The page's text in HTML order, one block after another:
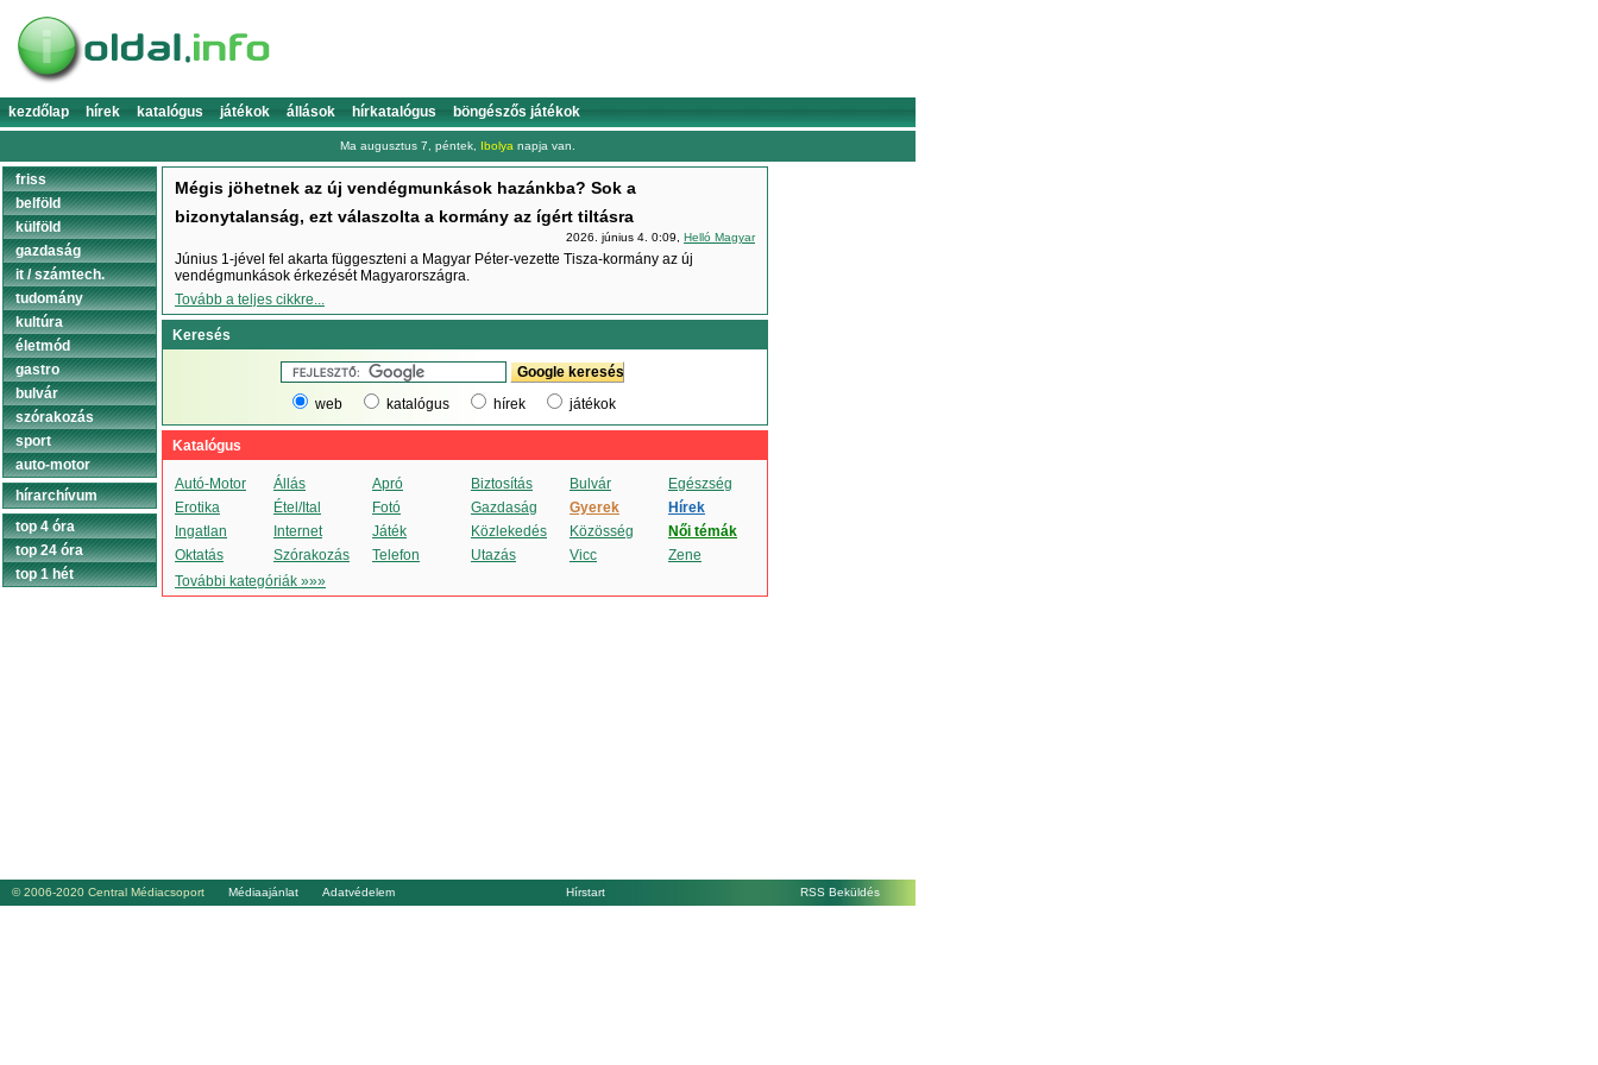
kezdőlap hírek katalógus játékok állások hírkatalógus böngészős játékok
Ma augusztus 7, péntek, Ibolya napja van.
Mégis jöhetnek az új vendégmunkások hazánkba? Sok a
bizonytalanság, ezt válaszolta a kormány az ígért tiltásra
2026. június 4. 0:09, Helló Magyar
Június 1-jével fel akarta függeszteni a Magyar Péter-vezette Tisza-kormány az új
vendégmunkások érkezését Magyarországra.
Tovább a teljes cikkre...
Keresés
web katalógus hírek játékok
Katalógus
Autó-Motor Állás Apró Biztosítás Bulvár
Egészség
Erotika
Étel/Ital Fotó Gazdaság Gyerek
Hírek
Ingatlan
Internet Játék Közlekedés Közösség
Női témák
Oktatás
Szórakozás Telefon Utazás Vicc
Zene
További kategóriák »»»
friss
belföld
külföld
gazdaság
it / számtech.
tudomány
kultúra
életmód
gastro
bulvár
szórakozás
sport
auto-motor
hírarchívum
top 4 óra
top 24 óra
top 1 hét
RSS Beküldés
© 2006-2020 Central Médiacsoport Médiaajánlat Adatvédelem Hírstart